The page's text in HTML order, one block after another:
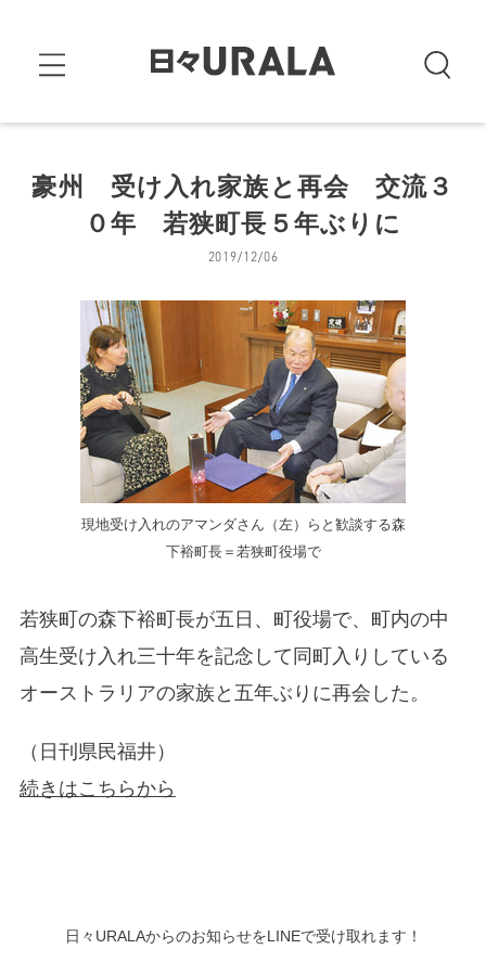
豪州 受け入れ家族と再会 交流３
０年 若狭町長５年ぶりに
2019/12/06
現地受け入れのアマンダさん（左）らと歓談する森
下裕町長＝若狭町役場で
若狭町の森下裕町長が五日、町役場で、町内の中
高生受け入れ三十年を記念して同町入りしている
オーストラリアの家族と五年ぶりに再会した。
（日刊県民福井）
続きはこちらから
日々URALAからのお知らせをLINEで受け取れます！